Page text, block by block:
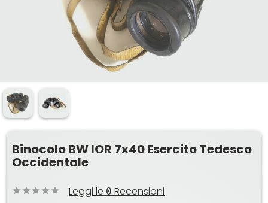
Binocolo BW IOR 7x40 Esercito Tedesco
Occidentale
Leggi le 0 Recensioni